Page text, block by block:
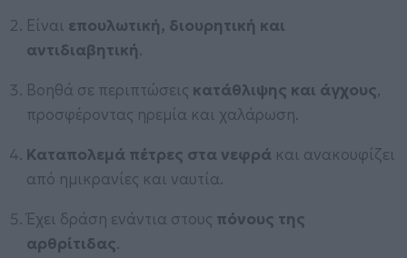
Είναι επουλωτική, διουρητική και
αντιδιαβητική.
Βοηθά σε περιπτώσεις κατάθλιψης και άγχους,
προσφέροντας ηρεμία και χαλάρωση.
Καταπολεμά πέτρες στα νεφρά και ανακουφίζει
από ημικρανίες και ναυτία.
Έχει δράση ενάντια στους πόνους της
αρθρίτιδας.